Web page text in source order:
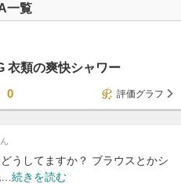
一覧
衣類の爽快シャワー
0
評価グラフ
うしてますか？ ブラウスとかシ
続きを読む